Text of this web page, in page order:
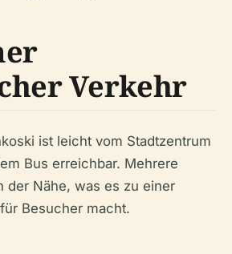
Verkehr
ist leicht vom Stadtzentrum
Bus erreichbar. Mehrere
der Nähe, was es zu einer
Besucher macht.